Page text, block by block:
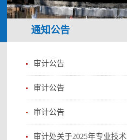
通知公告
审计公告
审计公告
审计公告
审计处关于2025年专业技